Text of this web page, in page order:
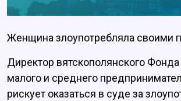
Женщина злоупотребляла своими
Директор вятскополянского
малого и среднего
рискует оказаться в суде за